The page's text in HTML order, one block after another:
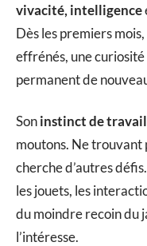
vivacité, intelligence
Dès les premiers
effrénés, une
permanent de
Soninstinct de travail
moutons. Ne trouvant
cherche d’autres
les jouets, les
du moindre recoin du
l’intéresse.